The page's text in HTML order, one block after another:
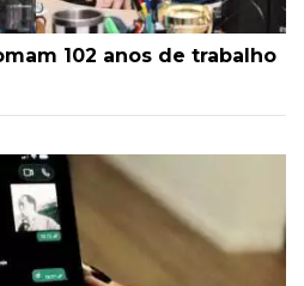
102 anos de trabalho